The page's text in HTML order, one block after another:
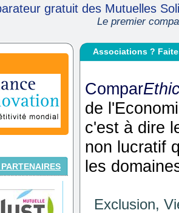
gratuit des Mutuelles
Le premier
Associations ?
Compar
de
c'est à dire
non lucratif
les
Exclusion,